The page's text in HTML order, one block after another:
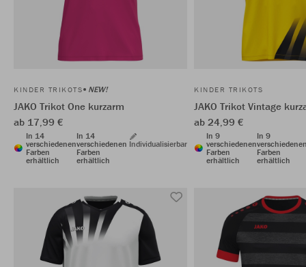
KINDER TRIKOTS NEW!
JAKO Trikot One kurzarm
ab 17,99 €
In 14
verschiedenen
Farben
erhältlich
In 14
verschiedenen
Farben
erhältlich
Individualisierbar
KINDER TRIKOTS
JAKO Trikot Vintage
ab 24,99 €
In 9
verschiedenen
Farben
erhältlich
In 9
Farben
erhältlich